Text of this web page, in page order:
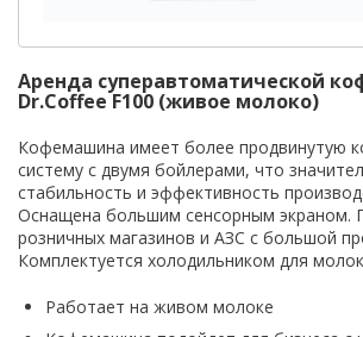
Аренда суперавтоматической
Dr.Coffee F100 (живое молоко)
Кофемашина имеет более продвинутую
систему с двумя бойлерами, что
стабильность и эффективность
Оснащена большим сенсорным экраном.
розничных магазинов и АЗС с большой
Комплектуется холодильником для
Работает на живом молоке